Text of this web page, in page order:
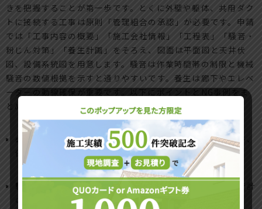
きを把握することが第一歩です。とくに外壁や躯体、共用ダク
トに接続する工事は原則「管理組合の承認」が必要です。申請
では「工事内容の概要」「施工会社情報」「工程表」「騒音・
粉じん対策」「養生計画」をそろえ、図面は平面図と天井伏
図、設備系統図を用意します。騒音は作業時間帯の制限と機械
騒音の数値根拠を示すと通りやすいです。養生は廊下やエレベ
ーターの動線確保が重要です。以下にポイントとNG事例をま
とめます。
必須書類
：仕様書、図面、管理組合指定様式、近隣説明書、
保険証書の写し
：日中作業、 打ち抜きやハツリは短時間化
、騒音計